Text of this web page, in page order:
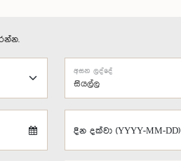
සියල්ල
අසන ලද්දේ
දින දක්වා (YYYY-MM-DD)